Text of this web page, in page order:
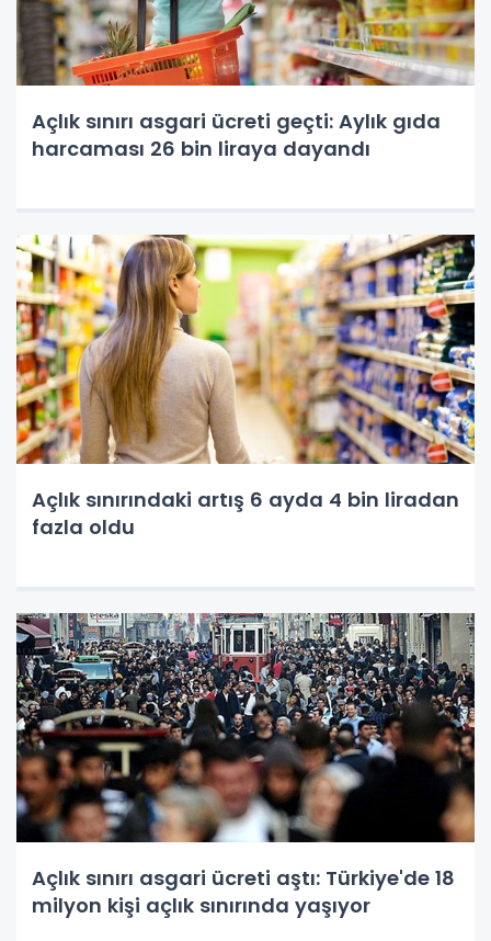
Açlık sınırı asgari ücreti geçti: Aylık gıda
harcaması 26 bin liraya dayandı
Açlık sınırındaki artış 6 ayda 4 bin liradan
fazla oldu
Açlık sınırı asgari ücreti aştı: Türkiye'de 18
milyon kişi açlık sınırında yaşıyor